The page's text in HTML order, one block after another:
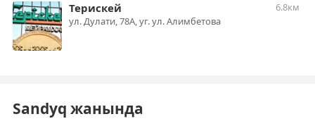
Терискей
6.8км
ул. Дулати, 78А, уг. ул. Алимбетова
Sandyq жанында